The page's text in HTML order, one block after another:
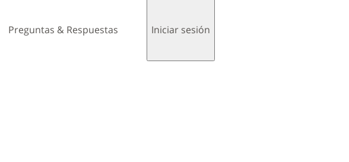
Preguntas & Respuestas Iniciar sesión